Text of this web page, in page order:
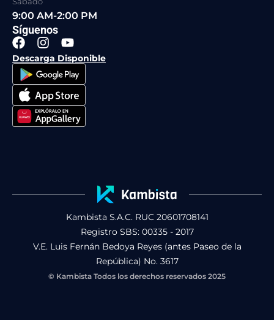
9:00 AM-2:00 PM
Síguenos
F
a
c
e
b
o
o
k
I
n
s
t
a
g
r
a
Y
o
u
t
u
b
e
Descarga Disponible
Kambista S.A.C. RUC 20601708141
Registro SBS: 00335 - 2017
V.E. Luis Fernán Bedoya Reyes (antes Paseo de la
República) No. 3617
© Kambista Todos los derechos reservados 2025